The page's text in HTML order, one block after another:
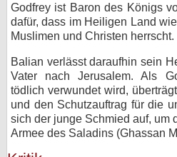
Godfrey ist Baron des Königs
dafür, dass im Heiligen Land
Muslimen und Christen herrscht.
Balian verlässt daraufhin sein
Vater nach Jerusalem. Als
tödlich verwundet wird,
und den Schutzauftrag für die
sich der junge Schmied auf, um
Armee des Saladins (Ghassan